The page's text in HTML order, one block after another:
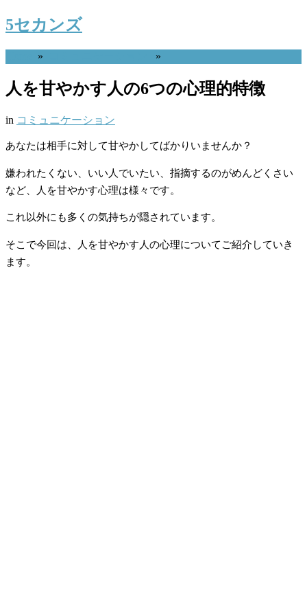
5セカンズ
» »
人を甘やかす人の6つの心理的特徴
in コミュニケーション
あなたは相手に対して甘やかしてばかりいませんか？
嫌われたくない、いい人でいたい、指摘するのがめんどくさい
など、人を甘やかす心理は様々です。
これ以外にも多くの気持ちが隠されています。
そこで今回は、人を甘やかす人の心理についてご紹介していき
ます。